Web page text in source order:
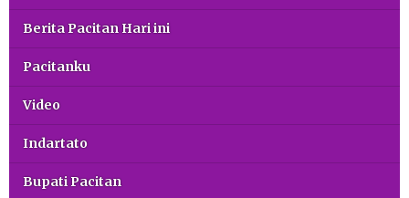
Berita Pacitan Hari ini
Pacitanku
Video
Indartato
Bupati Pacitan